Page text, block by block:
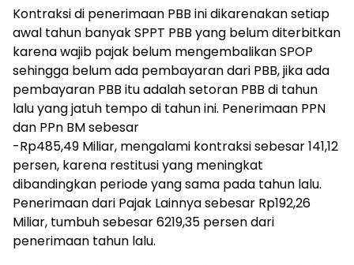
Kontraksi di penerimaan PBB ini dikarenakan setiap
awal tahun banyak SPPT PBB yang belum diterbitkan
karena wajib pajak belum mengembalikan SPOP
sehingga belum ada pembayaran dari PBB, jika ada
pembayaran PBB itu adalah setoran PBB di tahun
lalu yang jatuh tempo di tahun ini. Penerimaan PPN
dan PPn BM sebesar
-Rp485,49 Miliar, mengalami kontraksi sebesar 141,12
persen, karena restitusi yang meningkat
dibandingkan periode yang sama pada tahun lalu.
Penerimaan dari Pajak Lainnya sebesar Rp192,26
Miliar, tumbuh sebesar 6219,35 persen dari
penerimaan tahun lalu.